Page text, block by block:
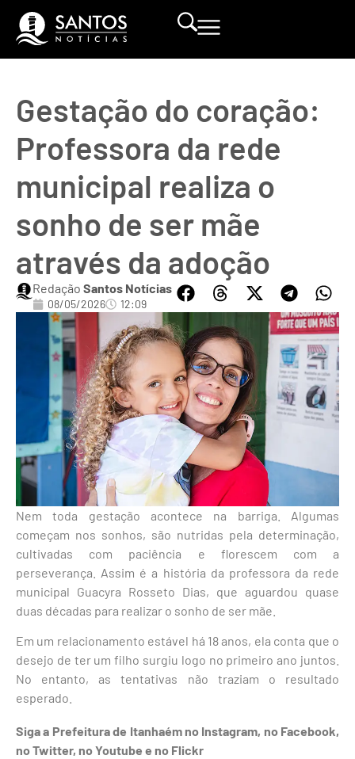
Gestação do coração:
Professora da rede
municipal realiza o
sonho de ser mãe
através da adoção
Redação Santos Notícias
08/05/2026 12:09
Nem toda gestação acontece na barriga. Algumas
começam nos sonhos, são nutridas pela determinação,
cultivadas com paciência e florescem com a
perseverança. Assim é a história da professora da rede
municipal Guacyra Rosseto Dias, que aguardou quase
duas décadas para realizar o sonho de ser mãe.
Em um relacionamento estável há 18 anos, ela conta que o
desejo de ter um filho surgiu logo no primeiro ano juntos.
No entanto, as tentativas não traziam o resultado
esperado.
Siga a Prefeitura de Itanhaém no Instagram, no Facebook,
no Twitter, no Youtube e no Flickr